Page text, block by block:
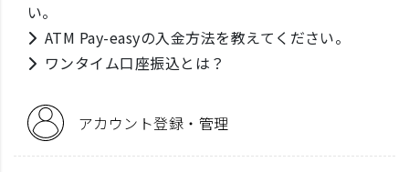
い。
ATM Pay-easyの入金方法を教えてください。
ワンタイム口座振込とは？
アカウント登録・管理